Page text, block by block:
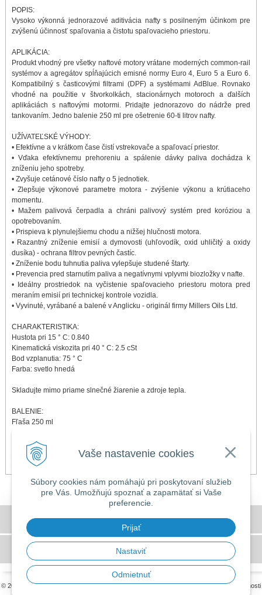
Vaše nastavenie cookies
Súbory cookies nám pomáhajú pri poskytovaní služieb
pre Vás. Umožňujú spoznať a zapamätať si Vaše
preferencie.
Prijať
Nastaviť
Odmietnuť
POPIS:
Vysoko výkonná jednorazové aditivácia nafty s posilneným účinkom pre
zvýšenú účinnosť spaľovania a čistotu spaľovacieho priestoru.
APLIKÁCIA:
Produkt vhodný pre všetky naftové motory vrátane moderných common-rail
systémov a agregátov spĺňajúcich emisné normy Euro 4, Euro 5 a Euro 6.
Kompatibilný s časticovými filtrami (DPF) a systémami AdBlue. Rovnako
vhodné na použitie v štvorkolkách, stacionárnych motoroch a ďalších
aplikáciách s naftovými motormi. Pridajte jednorazovo do nádrže pred
tankovaním. Jedno balenie 250 ml pre ošetrenie 60-ti litrov nafty.
UŽÍVATEĽSKÉ VÝHODY:
• Efektívne a v krátkom čase čistí vstrekovače a spaľovací priestor.
• Vďaka efektívnemu prehoreniu a spálenie dávky paliva dochádza k
zníženiu jeho spotreby.
• Zvyšuje cetánové číslo nafty o 5 jednotiek.
• Zlepšuje výkonové parametre motora - zvýšenie výkonu a krútiaceho
momentu.
• Mažem palivová čerpadla a chráni palivový systém pred koróziou a
opotrebovaním.
• Prispieva k plynulejšiemu chodu a nižšej hlučnosti motora.
• Razantný zníženie emisií a dymovosti (uhľovodík, oxid uhličitý a oxidy
dusíka) - ochrana filtrov pevných častíc.
• Zníženie bodu tuhnutia paliva vylepšuje studené štarty.
• Prevencia pred starnutím paliva a negatívnymi vplyvmi biozložky v nafte.
• Ideálny prostriedok na vyčistenie spaľovacieho priestoru motora pred
meraním emisií pri technickej kontrole vozidla.
• Vyvinuté, vyrábané a balené v Anglicku - originál firmy Millers Oils Ltd.
CHARAKTERISTIKA:
Hustota pri 15 ° C: 0.840
Kinematická viskozita pri 40 ° C: 2.5 cSt
Bod vzplanutia: 75 ° C
Farba: svetlo hnedá
Skladujte mimo priame slnečné žiarenie a zdroje tepla.
BALENIE:
Fľaša 250 ml
DOKUMENTY NA STIAHNUTIE:
Bezpečnostný list
Technický list
Všeobecné obchodné podmienky
GDPR a používanie cookies
© 2026 MILLERS OILS SLOVAKIA •tvorba eshopu cez UNIobchod,webhostingspoločnosti
DOVOLENKA 3. - 7. augusta 2026
Predajňa bude ZATVORENÁ a vytvorené
objednávky začneme vybavovať 10.8.2026.